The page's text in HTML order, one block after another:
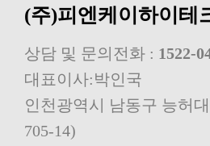
(주)피엔케이하이테
상담 및 문의전화 : 1522-
대표이사:박인국
705-14)